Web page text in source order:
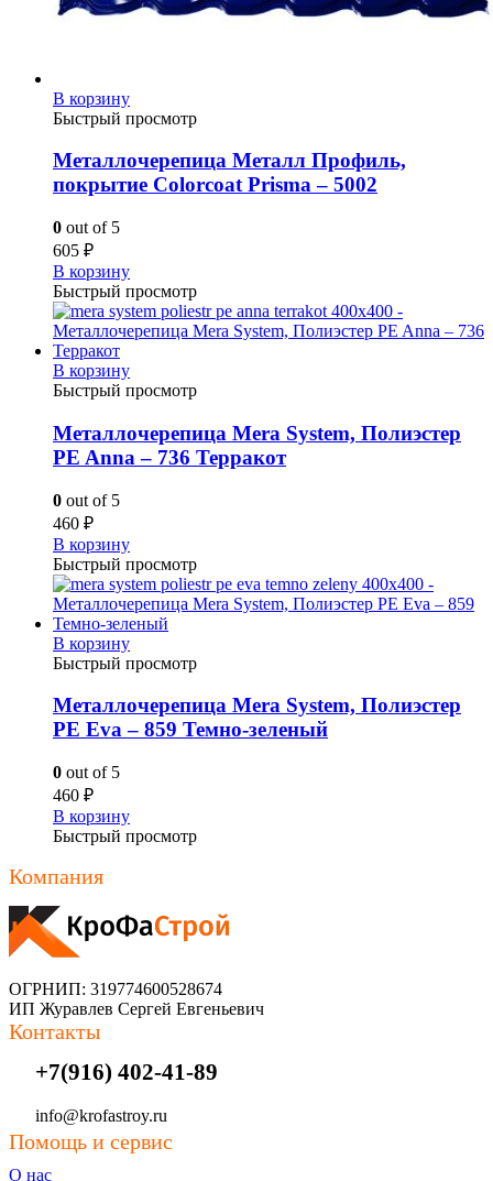
В корзину
Быстрый просмотр
Металлочерепица Металл Профиль,
покрытие Colorcoat Prisma – 5002
0 out of 5
605 ₽
В корзину
Быстрый просмотр
В корзину
Быстрый просмотр
Металлочерепица Mera System, Полиэстер
PE Anna – 736 Терракот
0 out of 5
460 ₽
В корзину
Быстрый просмотр
В корзину
Быстрый просмотр
Металлочерепица Mera System, Полиэстер
PE Eva – 859 Темно-зеленый
0 out of 5
460 ₽
В корзину
Быстрый просмотр
Компания
ОГРНИП: 319774600528674
ИП Журавлев Сергей Евгеньевич
Контакты
+7(916) 402-41-89
info@krofastroy.ru
Помощь и сервис
О нас